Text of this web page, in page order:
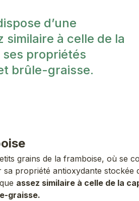
d’une
à celle de la
propriétés
brûle-graisse.
grains de la framboise, où se
propriété antioxydante stockée
assez similaire à celle de la
graisse.